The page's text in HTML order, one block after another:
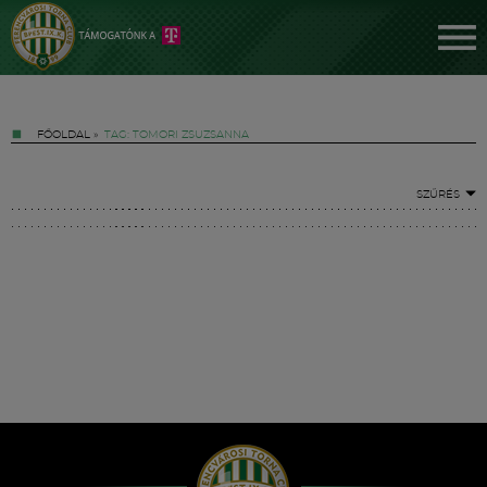
FŐOLDAL » TAG: TOMORI ZSUZSANNA
SZŰRÉS
Hírek